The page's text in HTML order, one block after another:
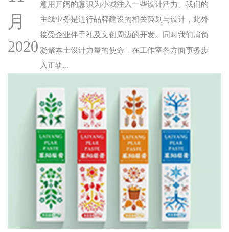
月
2020
意用开阔的意识为小城注入一些设计活力。我们的
主线业务是进行品牌建设的相关策划与设计，此外
接受企业伴手礼及文创周边的开发。同时我们肩负
凝聚本土设计力量的使命，在工作室各方面事务步
入正轨...